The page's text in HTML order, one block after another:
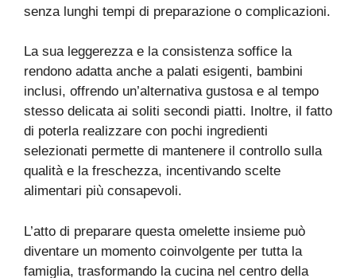
senza lunghi tempi di preparazione o complicazioni.
La sua leggerezza e la consistenza soffice la
rendono adatta anche a palati esigenti, bambini
inclusi, offrendo un’alternativa gustosa e al tempo
stesso delicata ai soliti secondi piatti. Inoltre, il fatto
di poterla realizzare con pochi ingredienti
selezionati permette di mantenere il controllo sulla
qualità e la freschezza, incentivando scelte
alimentari più consapevoli.
L’atto di preparare questa omelette insieme può
diventare un momento coinvolgente per tutta la
famiglia, trasformando la cucina nel centro della